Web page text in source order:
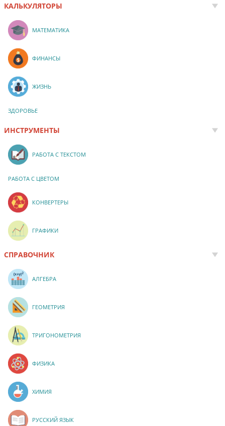
КАЛЬКУЛЯТОРЫ
МАТЕМАТИКА
ФИНАНСЫ
ЖИЗНЬ
ЗДОРОВЬЕ
ИНСТРУМЕНТЫ
РАБОТА С ТЕКСТОМ
РАБОТА С ЦВЕТОМ
КОНВЕРТЕРЫ
ГРАФИКИ
СПРАВОЧНИК
АЛГЕБРА
ГЕОМЕТРИЯ
ТРИГОНОМЕТРИЯ
ФИЗИКА
ХИМИЯ
РУССКИЙ ЯЗЫК